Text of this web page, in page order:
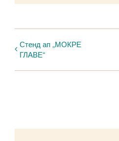
Стенд ап „МОКРЕ
ГЛАВЕ“